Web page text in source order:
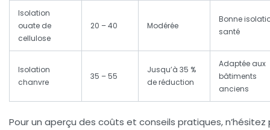
Isolation
ouate de
cellulose
20 – 40 Modérée
Bonne
santé
Isolation
chanvre
35 – 55
Jusqu’à 35 %
de réduction
Adaptée aux
bâtiments
anciens
Pour un aperçu des coûts et conseils pratiques, n’hésitez